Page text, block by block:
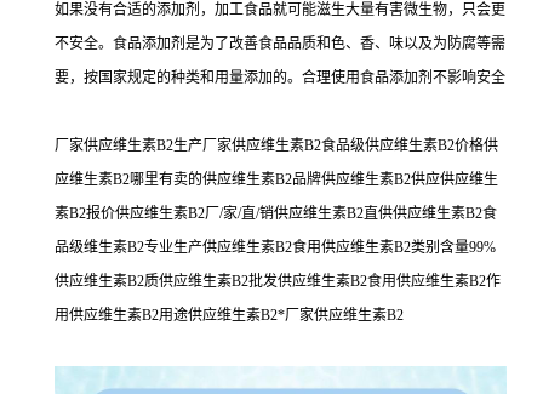
如果没有合适的添加剂，加工食品就可能滋生大量有害微生物，只会更
不安全。食品添加剂是为了改善食品品质和色、香、味以及为防腐等需
要，按国家规定的种类和用量添加的。合理使用食品添加剂不影响安全
厂家供应维生素B2生产厂家供应维生素B2食品级供应维生素B2价格供
应维生素B2哪里有卖的供应维生素B2品牌供应维生素B2供应供应维生
素B2报价供应维生素B2厂/家/直/销供应维生素B2直供供应维生素B2食
品级维生素B2专业生产供应维生素B2食用供应维生素B2类别含量99%
供应维生素B2质供应维生素B2批发供应维生素B2食用供应维生素B2作
用供应维生素B2用途供应维生素B2*厂家供应维生素B2